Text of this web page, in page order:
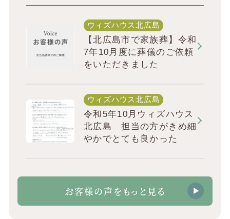
ウィズハウス北広島
【北広島市で家族葬】令和
7年10月度に葬儀のご依頼
をいただきました
ウィズハウス北広島
令和5年10月ウィズハウス
北広島 担当の方がきめ細
やかでとても良かった
お客様の声をもっと見る